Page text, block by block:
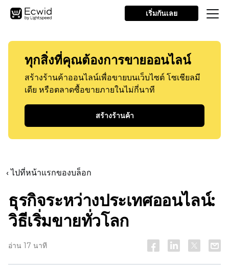
เริ่มกันเลย
ทุกสิ่งที่คุณต้องการขายออนไลน์
สร้างร้านค้าออนไลน์เพื่อขายบนเว็บไซต์ โซเชียลมี
เดีย หรือตลาดซื้อขายภายในไม่กี่นาที
สร้างร้านค้า
‹ ไปที่หน้าแรกของบล็อก
ธุรกิจระหว่างประเทศออนไลน์:
วิธีเริ่มขายทั่วโลก
อ่าน 17 นาที